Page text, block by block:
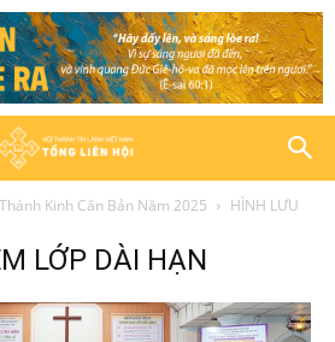
Kinh Căn Bản Năm 2025
HÌNH LƯU
LỚP DÀI HẠN